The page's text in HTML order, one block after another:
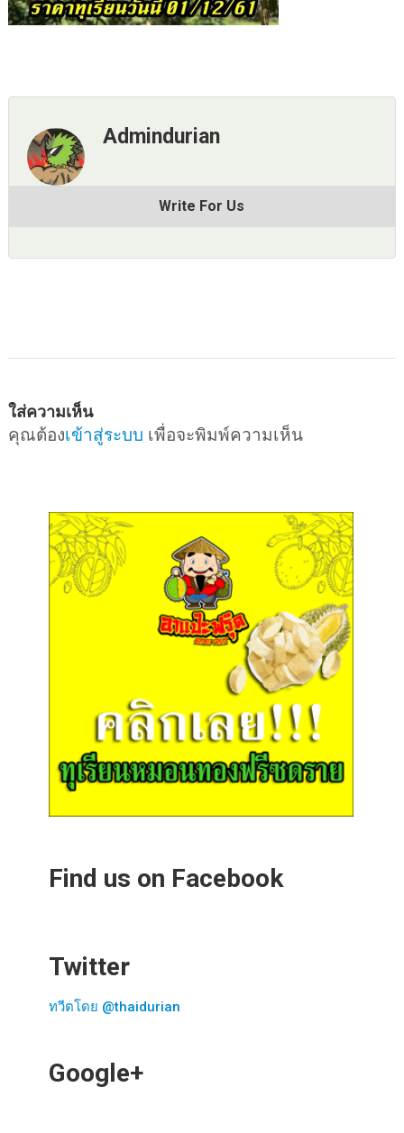
Admindurian
Write For Us
ใส่ความเห็น
คุณต้องเข้าสู่ระบบ เพื่อจะพิมพ์ความเห็น
Find us on Facebook
Twitter
ทวีตโดย @thaidurian
Google+